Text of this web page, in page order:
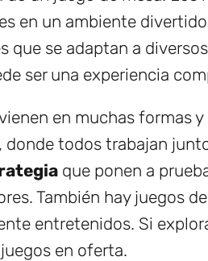
en un ambiente
que se adaptan a
ser una experiencia
en muchas formas
, donde todos trabajan
que ponen a
También hay juegos
entretenidos. Si
en oferta.